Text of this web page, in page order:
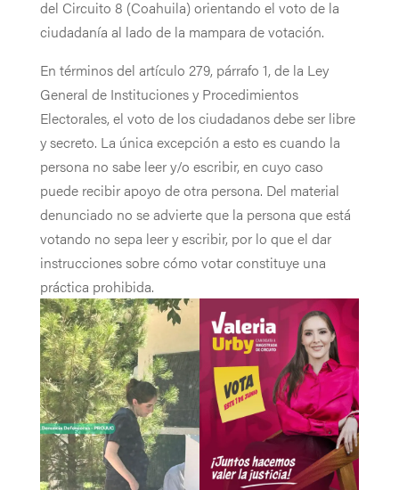
del Circuito 8 (Coahuila) orientando el voto de la
ciudadanía al lado de la mampara de votación.
En términos del artículo 279, párrafo 1, de la Ley
General de Instituciones y Procedimientos
Electorales, el voto de los ciudadanos debe ser libre
y secreto. La única excepción a esto es cuando la
persona no sabe leer y/o escribir, en cuyo caso
puede recibir apoyo de otra persona. Del material
denunciado no se advierte que la persona que está
votando no sepa leer y escribir, por lo que el dar
instrucciones sobre cómo votar constituye una
práctica prohibida.